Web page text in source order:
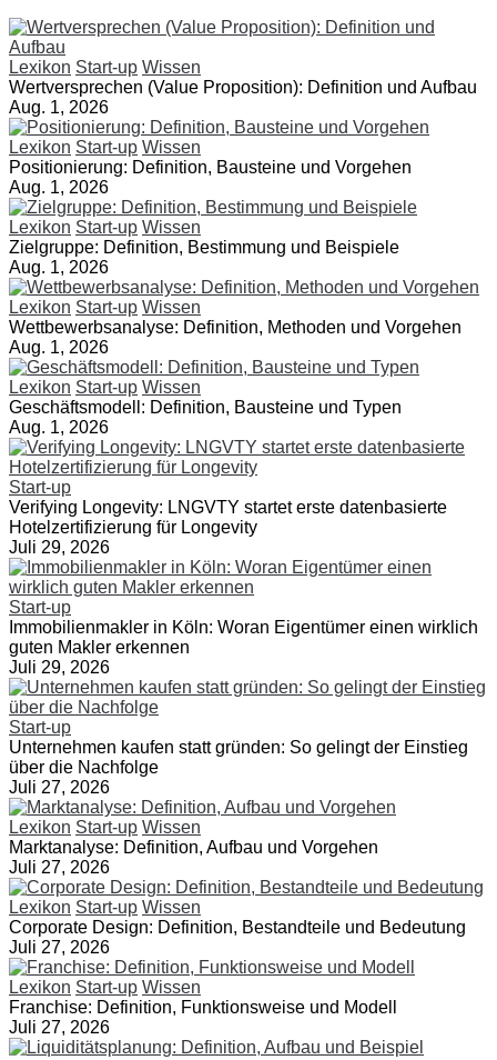
Lexikon Start-up Wissen
Wertversprechen (Value Proposition): Definition und Aufbau
Aug. 1, 2026
Lexikon Start-up Wissen
Positionierung: Definition, Bausteine und Vorgehen
Aug. 1, 2026
Lexikon Start-up Wissen
Zielgruppe: Definition, Bestimmung und Beispiele
Aug. 1, 2026
Lexikon Start-up Wissen
Wettbewerbsanalyse: Definition, Methoden und Vorgehen
Aug. 1, 2026
Lexikon Start-up Wissen
Geschäftsmodell: Definition, Bausteine und Typen
Aug. 1, 2026
Start-up
Verifying Longevity: LNGVTY startet erste datenbasierte
Hotelzertifizierung für Longevity
Juli 29, 2026
Start-up
Immobilienmakler in Köln: Woran Eigentümer einen wirklich
guten Makler erkennen
Juli 29, 2026
Start-up
Unternehmen kaufen statt gründen: So gelingt der Einstieg
über die Nachfolge
Juli 27, 2026
Lexikon Start-up Wissen
Marktanalyse: Definition, Aufbau und Vorgehen
Juli 27, 2026
Lexikon Start-up Wissen
Corporate Design: Definition, Bestandteile und Bedeutung
Juli 27, 2026
Lexikon Start-up Wissen
Franchise: Definition, Funktionsweise und Modell
Juli 27, 2026